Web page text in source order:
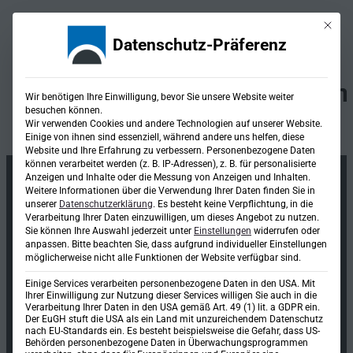
Kategorie:Glasfasernetze
Netzwerkplanung
Ingenieurgesellschaft mbH & Co. KG
Mit
Datenschutz-Präferenz
Wir benötigen Ihre Einwilligung, bevor Sie unsere Website weiter
besuchen können.
Wir verwenden Cookies und andere Technologien auf unserer Website.
Einige von ihnen sind essenziell, während andere uns helfen, diese
Website und Ihre Erfahrung zu verbessern. Personenbezogene Daten
können verarbeitet werden (z. B. IP-Adressen), z. B. für personalisierte
Anzeigen und Inhalte oder die Messung von Anzeigen und Inhalten.
Weitere Informationen über die Verwendung Ihrer Daten finden Sie in
unserer Datenschutzerklärung. Es besteht keine Verpflichtung, in die
Verarbeitung Ihrer Daten einzuwilligen, um dieses Angebot zu nutzen.
Sie können Ihre Auswahl jederzeit unter Einstellungen widerrufen oder
anpassen. Bitte beachten Sie, dass aufgrund individueller Einstellungen
möglicherweise nicht alle Funktionen der Website verfügbar sind.
Einige Services verarbeiten personenbezogene Daten in den USA. Mit
Ihrer Einwilligung zur Nutzung dieser Services willigen Sie auch in die
Verarbeitung Ihrer Daten in den USA gemäß Art. 49 (1) lit. a GDPR ein.
Der EuGH stuft die USA als ein Land mit unzureichendem Datenschutz
nach EU-Standards ein. Es besteht beispielsweise die Gefahr, dass US-
Behörden personenbezogene Daten in Überwachungsprogrammen